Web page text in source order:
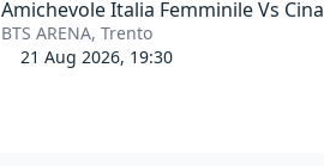
Amichevole Italia Femminile Vs Cina
BTS ARENA, Trento
21 Aug 2026, 19:30